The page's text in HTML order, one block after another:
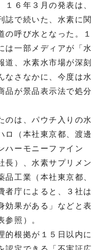
１６年３月の発表は、
誌で続いた、水素に関
の呼び水となった。１
は一部メディアが「水
道、水素水市場が深刻
なさなかに、今度は水
品が景品表示法で処分
は、パウチ入りの水
ロ（本社東京都、渡邊
ハーモニーファイン
長）、水素サプリメン
品工業（本社東京都、
者庁によると、３社は
効果がある」などと表
参照）。
根拠が１５日以内に